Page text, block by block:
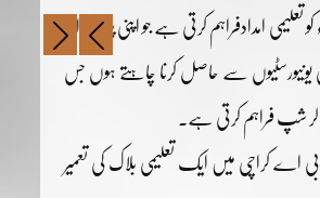
امدادفراہم کرتی ہے جو اپنی پیشہ ورانہ
یونیورسٹیوں سے حاصل کرنا چاہتے ہوں جس
شپ فراہم کرتی ہے۔
اے کراچی میں ایک تعلیمی بلاک کی تعمیر